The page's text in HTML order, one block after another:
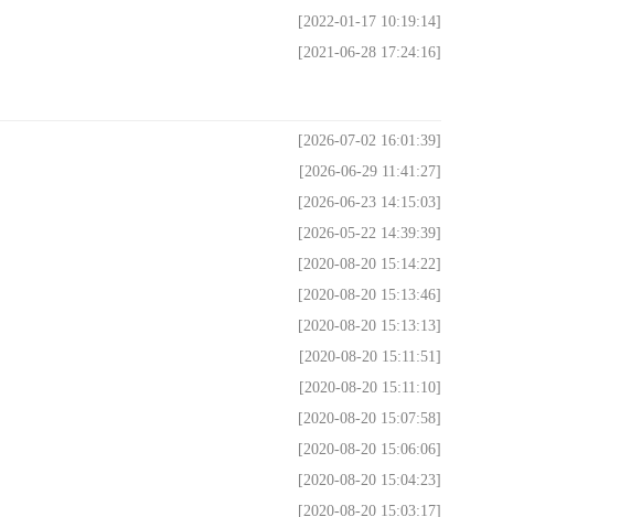
[2022-01-17 10:19:14]
[2021-06-28 17:24:16]
[2026-07-02 16:01:39]
[2026-06-29 11:41:27]
[2026-06-23 14:15:03]
[2026-05-22 14:39:39]
[2020-08-20 15:14:22]
[2020-08-20 15:13:46]
[2020-08-20 15:13:13]
[2020-08-20 15:11:51]
[2020-08-20 15:11:10]
[2020-08-20 15:07:58]
[2020-08-20 15:06:06]
[2020-08-20 15:04:23]
[2020-08-20 15:03:17]